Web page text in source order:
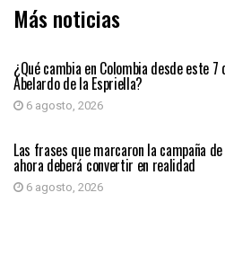
Más noticias
¿Qué cambia en Colombia desde este
Abelardo de la Espriella?
6 agosto, 2026
PRIMER PLANO
Las frases que marcaron la campaña
ahora deberá convertir en realidad
6 agosto, 2026